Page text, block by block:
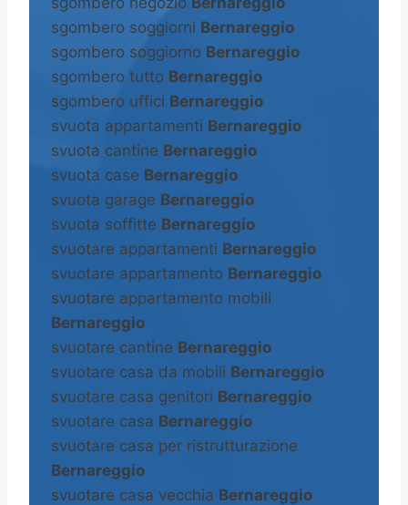
sgombero soggiorni Bernareggio
sgombero soggiorno Bernareggio
sgombero tutto Bernareggio
sgombero uffici Bernareggio
svuota appartamenti Bernareggio
svuota cantine Bernareggio
svuota case Bernareggio
svuota garage Bernareggio
svuota soffitte Bernareggio
svuotare appartamenti Bernareggio
svuotare appartamento Bernareggio
svuotare appartamento mobili
Bernareggio
svuotare cantine Bernareggio
svuotare casa da mobili Bernareggio
svuotare casa genitori Bernareggio
svuotare casa Bernareggio
svuotare casa per ristrutturazione
Bernareggio
svuotare casa vecchia Bernareggio